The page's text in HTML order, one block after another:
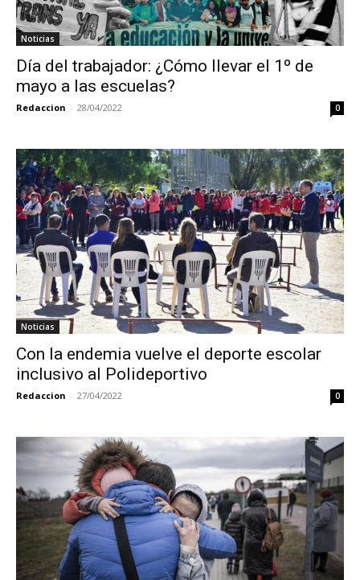
Noticias
Día del trabajador: ¿Cómo llevar el 1º de
mayo a las escuelas?
Redaccion - 28/04/2022 0
Noticias
Con la endemia vuelve el deporte escolar
inclusivo al Polideportivo
Redaccion - 27/04/2022 0